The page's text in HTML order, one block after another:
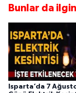
Bunlar da
Isparta’da 7